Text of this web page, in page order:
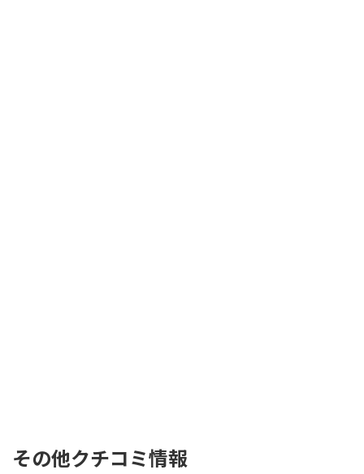
その他クチコミ情報